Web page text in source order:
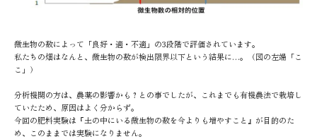
微生物の数によって「良好・適・不適」の3段階で評価されています。
私たちの畑はなんと、微生物の数が検出限界以下という結果に…。（図の左端「こ
こ」）
分析機関の方は、農薬の影響かも？との事でしたが、これまでも有機農法で栽培し
ていたため、原因はよく分からず。
今回の肥料実験は『土の中にいる微生物の数を今よりも増やすこと』が目的のた
め、このままでは実験になりません。